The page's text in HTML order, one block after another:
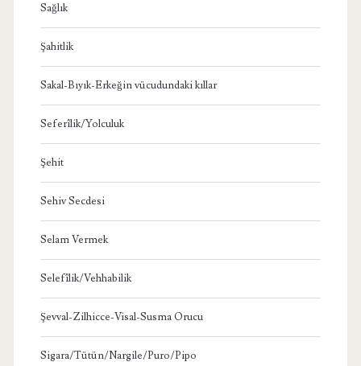
Sağlık
Şahitlik
Sakal-Bıyık-Erkeğin vücudundaki kıllar
Seferîlik/Yolculuk
Şehit
Sehiv Secdesi
Selam Vermek
Selefîlik/Vehhabilik
Şevval-Zilhicce-Visal-Susma Orucu
Sigara/Tütün/Nargile/Puro/Pipo